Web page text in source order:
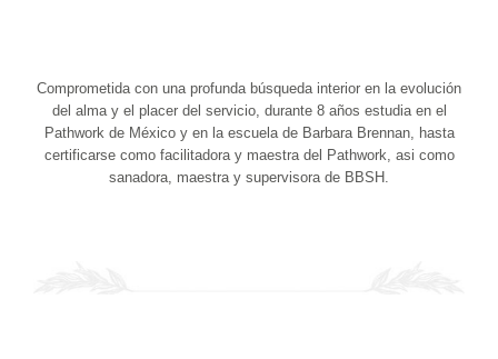
Comprometida con una profunda búsqueda interior en la evolución
del alma y el placer del servicio, durante 8 años estudia en el
Pathwork de México y en la escuela de Barbara Brennan, hasta
certificarse como facilitadora y maestra del Pathwork, asi como
sanadora, maestra y supervisora de BBSH.